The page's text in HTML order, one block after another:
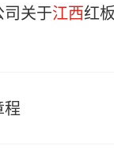
关于江西红